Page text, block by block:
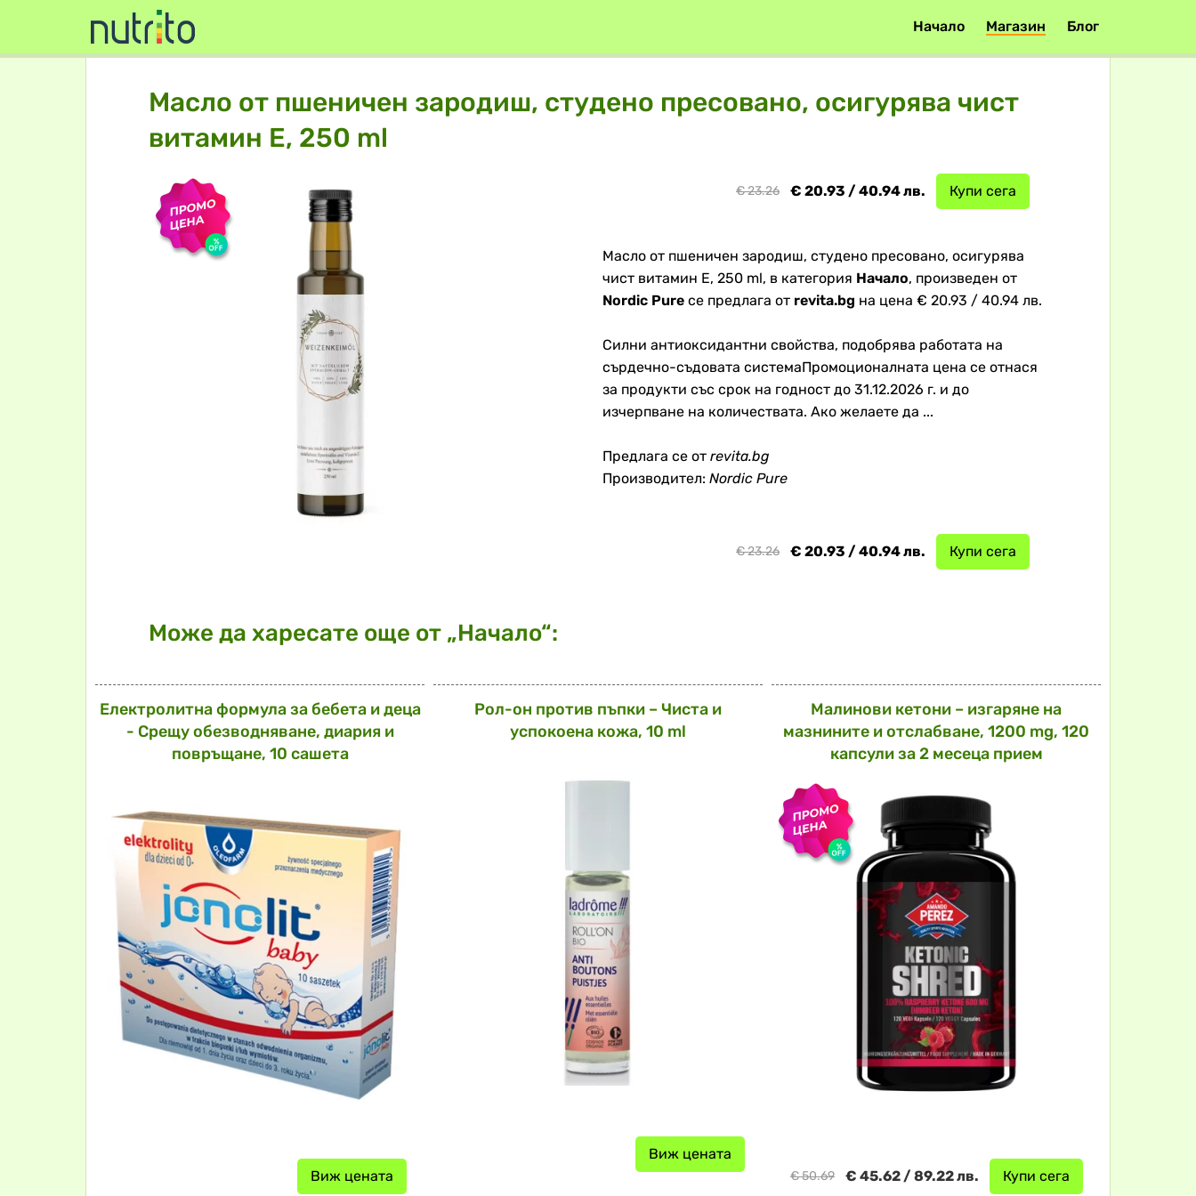
Начало Магазин Блог
Масло от пшеничен зародиш, студено пресовано, осигурява чист
витамин Е, 250 ml
Купи сега
€ 20.93 / 40.94 лв.
€ 23.26
Масло от пшеничен зародиш, студено пресовано, осигурява
чист витамин Е, 250 ml, в категория Начало, произведен от
Nordic Pure се предлага от revita.bg на цена € 20.93 / 40.94 лв.
Силни антиоксидантни свойства, подобрява работата на
сърдечно-съдовата системаПромоционалната цена се отнася
за продукти със срок на годност до 31.12.2026 г. и до
изчерпване на количествата. Ако желаете да ...
Предлага се от revita.bg
Производител: Nordic Pure
Купи сега
€ 20.93 / 40.94 лв.
€ 23.26
Може да харесате още от „Начало“:
Електролитна формула за бебета и деца
- Срещу обезводняване, диария и
повръщане, 10 сашета
Виж цената
Рол-он против пъпки – Чиста и
успокоена кожа, 10 ml
Виж цената
Малинови кетони – изгаряне на
мазнините и отслабване, 1200 mg, 120
капсули за 2 месеца прием
Купи сега
€ 45.62 / 89.22 лв.
€ 50.69